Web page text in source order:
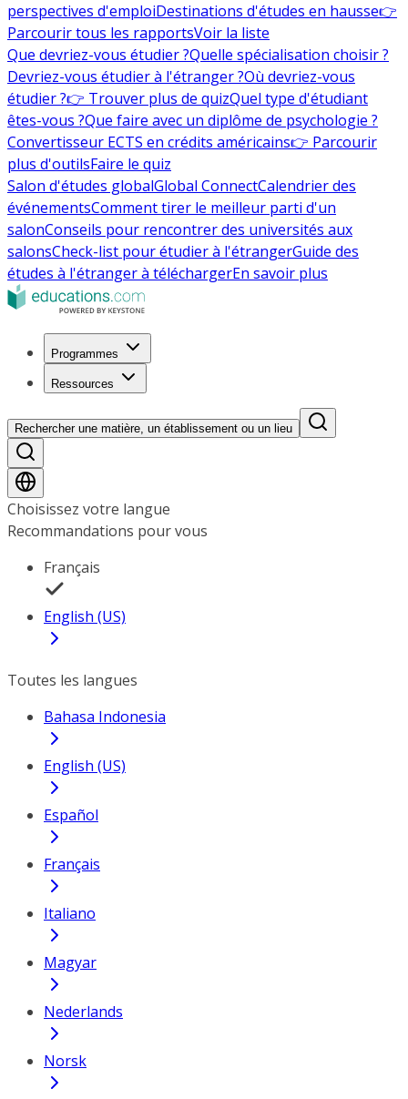
perspectives d'emploiDestinations d'études en hausse👉
Parcourir tous les rapportsVoir la liste
Que devriez-vous étudier ?Quelle spécialisation choisir ?
Devriez-vous étudier à l'étranger ?Où devriez-vous
étudier ?👉 Trouver plus de quizQuel type d'étudiant
êtes-vous ?Que faire avec un diplôme de psychologie ?
Convertisseur ECTS en crédits américains👉 Parcourir
plus d'outilsFaire le quiz
Salon d'études globalGlobal ConnectCalendrier des
événementsComment tirer le meilleur parti d'un
salonConseils pour rencontrer des universités aux
salonsCheck-list pour étudier à l'étrangerGuide des
études à l'étranger à téléchargerEn savoir plus
Programmes
Ressources
Rechercher une matière, un établissement ou un lieu
Choisissez votre langue
Recommandations pour vous
Français
English (US)
Toutes les langues
Bahasa Indonesia
English (US)
Español
Français
Italiano
Magyar
Nederlands
Norsk